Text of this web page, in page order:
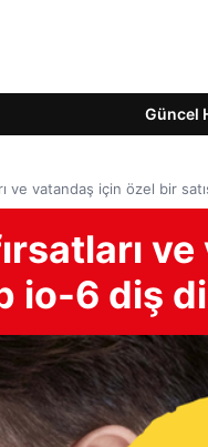
Güncel
ve vatandaş için özel bir
io-6 diş